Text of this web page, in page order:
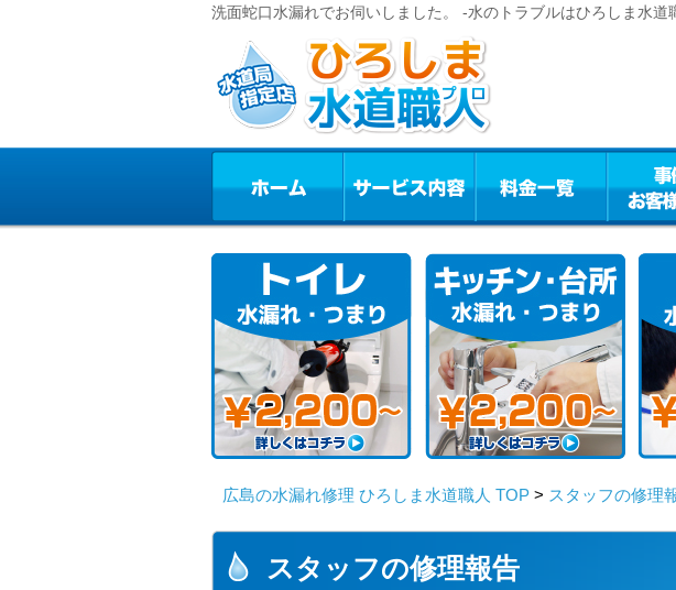
洗面蛇口水漏れでお伺いしました。 -水のトラブルはひろしま水道
広島の水漏れ修理 ひろしま水道職人 TOP > スタッフの修理
スタッフの修理報告